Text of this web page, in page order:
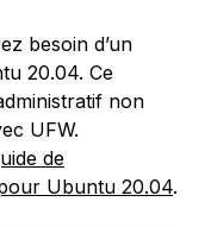
besoin d’un
20.04. Ce
non
UFW.
de
Ubuntu 20.04.